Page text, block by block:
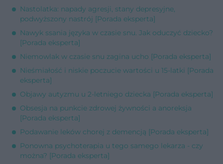
Nastolatka: napady agresji, stany depresyjne,
podwyższony nastrój [Porada eksperta]
Nawyk ssania języka w czasie snu. Jak oduczyć dziecko?
[Porada eksperta]
Niemowlak w czasie snu zagina ucho [Porada eksperta]
Nieśmiałość i niskie poczucie wartości u 15-latki [Porada
eksperta]
Objawy autyzmu u 2-letniego dziecka [Porada eksperta]
Obsesja na punkcie zdrowej żywności a anoreksja
[Porada eksperta]
Podawanie leków chorej z demencją [Porada eksperta]
Ponowna psychoterapia u tego samego lekarza - czy
można? [Porada eksperta]